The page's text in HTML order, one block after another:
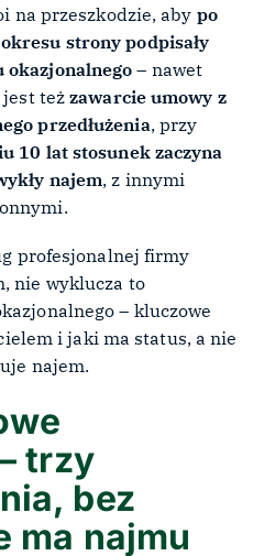
na przeszkodzie, aby po
strony podpisały
okazjonalnego – nawet
jest teżzawarcie umowy z
przedłużenia, przy
10 lat stosunek zaczyna
najem, z innymi
profesjonalnej firmy
nie wyklucza to
– kluczowe
i jaki ma status, a nie
najem.
trzy
bez
ma najmu